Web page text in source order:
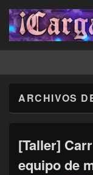
¡Cargad!
ARCHIVOS
[Taller]
equipo de